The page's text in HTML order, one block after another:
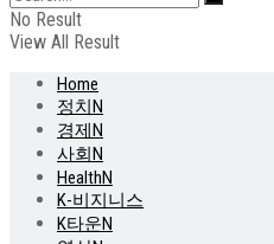
No Result
View All Result
Home
정치N
경제N
사회N
HealthN
K-비지니스
K타운N